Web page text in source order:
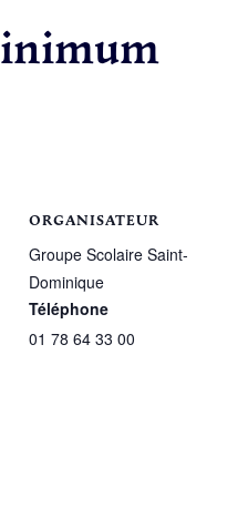
ORGANISATEUR
Groupe Scolaire Saint-
Dominique
Téléphone
01 78 64 33 00